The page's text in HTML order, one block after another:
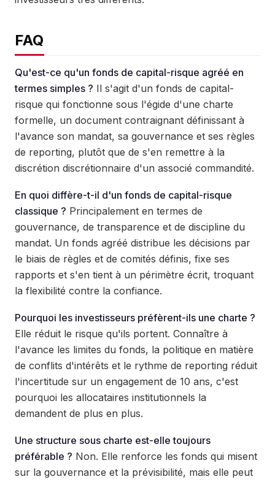
FAQ
Qu'est-ce qu'un fonds de capital-risque agréé en
termes simples ? Il s'agit d'un fonds de capital-
risque qui fonctionne sous l'égide d'une charte
formelle, un document contraignant définissant à
l'avance son mandat, sa gouvernance et ses règles
de reporting, plutôt que de s'en remettre à la
discrétion discrétionnaire d'un associé commandité.
En quoi diffère-t-il d'un fonds de capital-risque
classique ? Principalement en termes de
gouvernance, de transparence et de discipline du
mandat. Un fonds agréé distribue les décisions par
le biais de règles et de comités définis, fixe ses
rapports et s'en tient à un périmètre écrit, troquant
la flexibilité contre la confiance.
Pourquoi les investisseurs préfèrent-ils une charte ?
Elle réduit le risque qu'ils portent. Connaître à
l'avance les limites du fonds, la politique en matière
de conflits d'intérêts et le rythme de reporting réduit
l'incertitude sur un engagement de 10 ans, c'est
pourquoi les allocataires institutionnels la
demandent de plus en plus.
Une structure sous charte est-elle toujours
préférable ? Non. Elle renforce les fonds qui misent
sur la gouvernance et la prévisibilité, mais elle peut